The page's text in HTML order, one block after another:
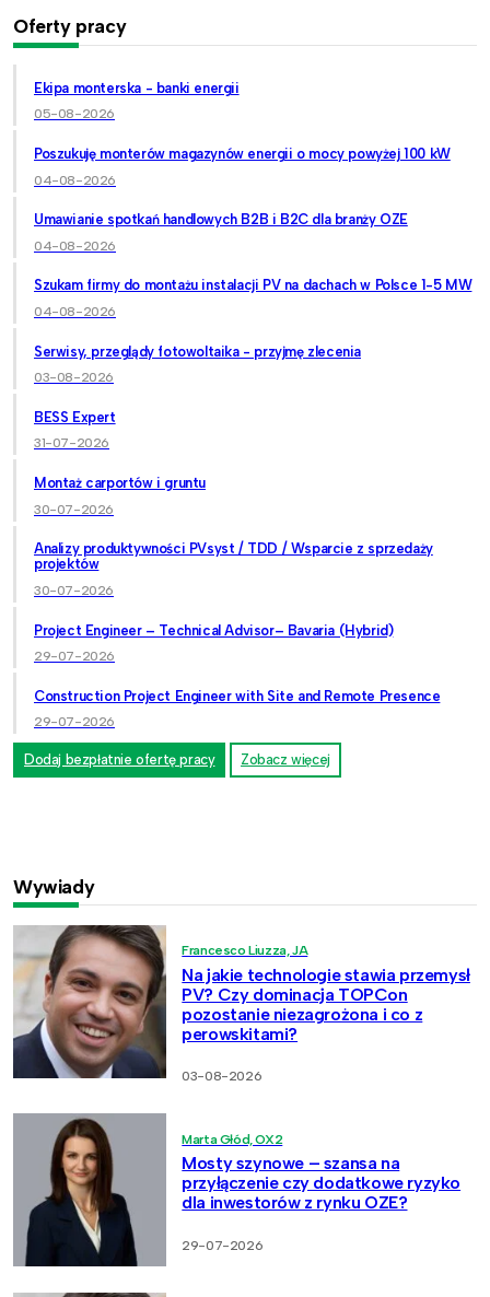
Oferty pracy
Ekipa monterska - banki energii
05-08-2026
Poszukuję monterów magazynów energii o mocy powyżej 100 kW
04-08-2026
Umawianie spotkań handlowych B2B i B2C dla branży OZE
04-08-2026
Szukam firmy do montażu instalacji PV na dachach w Polsce 1-5 MW
04-08-2026
Serwisy, przeglądy fotowoltaika - przyjmę zlecenia
03-08-2026
BESS Expert
31-07-2026
Montaż carportów i gruntu
30-07-2026
Analizy produktywności PVsyst / TDD / Wsparcie z sprzedaży
projektów
30-07-2026
Project Engineer – Technical Advisor– Bavaria (Hybrid)
29-07-2026
Construction Project Engineer with Site and Remote Presence
29-07-2026
Dodaj bezpłatnie ofertę pracy Zobacz więcej
Wywiady
Francesco Liuzza, JA
Na jakie technologie stawia przemysł
PV? Czy dominacja TOPCon
pozostanie niezagrożona i co z
perowskitami?
03-08-2026
Marta Głód, OX2
Mosty szynowe – szansa na
przyłączenie czy dodatkowe ryzyko
dla inwestorów z rynku OZE?
29-07-2026